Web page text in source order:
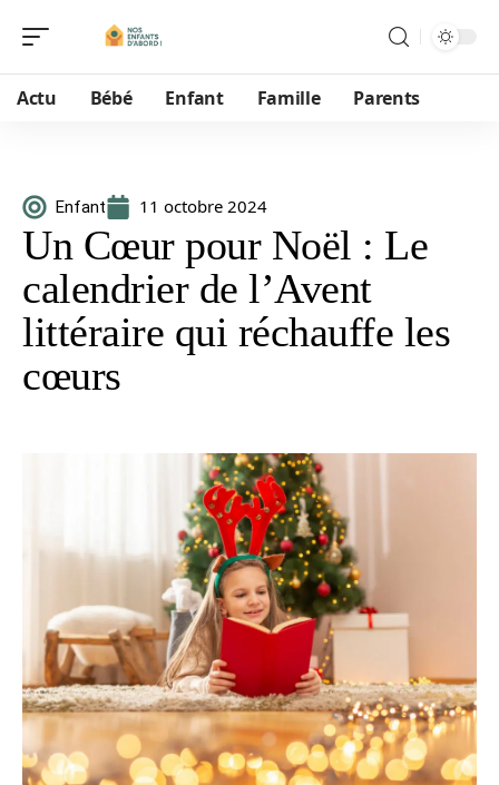
Actu Bébé Enfant Famille Parents
Enfant 11 octobre 2024
Un Cœur pour Noël : Le
calendrier de l’Avent
littéraire qui réchauffe les
cœurs